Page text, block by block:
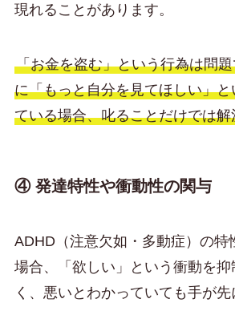
現れることがあります。
「お金を盗む」という行為は問
に「もっと自分を見てほしい」
ている場合、叱ることだけでは
④ 発達特性や衝動性の関与
ADHD（注意欠如・多動症）の特
場合、「欲しい」という衝動を抑
く、悪いとわかっていても手が先